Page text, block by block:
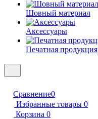
Шовный материал
Аксессуары
Печатная продукция
Сравнение0
Избранные товары 0
Корзина 0